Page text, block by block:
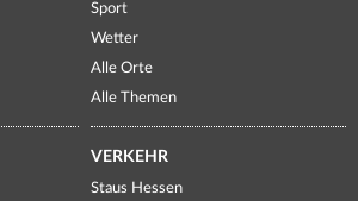
Sport
Wetter
Alle Orte
Alle Themen
VERKEHR
Staus Hessen